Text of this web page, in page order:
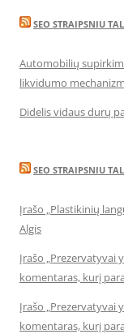
SEO STRAIPSNIU
Automobilių
likvidumo
Didelis vidaus durų
SEO STRAIPSNIU
Įrašo „Plastikinių
Algis
Įrašo „Prezervatyvai
komentaras, kurį
Įrašo „Prezervatyvai
komentaras, kurį